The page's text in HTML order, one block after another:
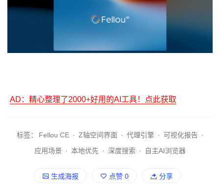
AD：精心整理了2000+好用的AI工具！点此获取
标签： Fellou CE · Z轴空间界面 · 代理引擎 · 可视化报告 ·
应用场景 · 本地优先 · 深度搜索 · 自主AI浏览器
生成海报 点赞 0 分享